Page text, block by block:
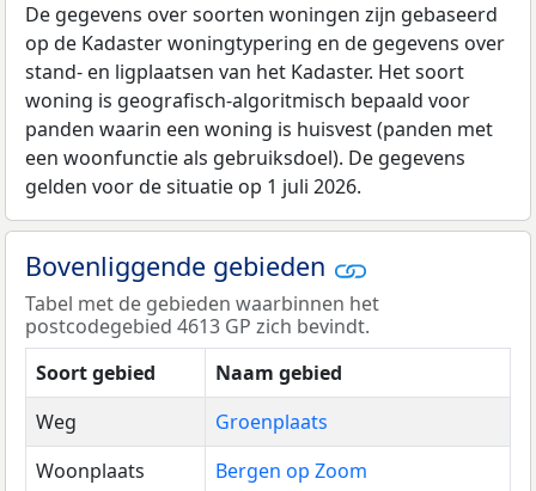
De gegevens over soorten woningen zijn gebaseerd
op de Kadaster woningtypering en de gegevens over
stand- en ligplaatsen van het Kadaster. Het soort
woning is geografisch-algoritmisch bepaald voor
panden waarin een woning is huisvest (panden met
een woonfunctie als gebruiksdoel). De gegevens
gelden voor de situatie op 1 juli 2026.
Bovenliggende gebieden
Tabel met de gebieden waarbinnen het
postcodegebied 4613 GP zich bevindt.
Soort gebied
Naam gebied
Weg
Groenplaats
Woonplaats
Bergen op Zoom